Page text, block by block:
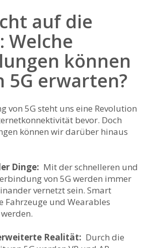
auf die⁤
Welche
können
5G erwarten?
von 5G ‍steht uns⁣ eine Revolution
bevor. Doch
können wir darüber⁢ hinaus
Dinge: ​ Mit der schnelleren und
von 5G ⁢werden immer
vernetzt​ sein. ⁢Smart
Fahrzeuge und Wearables
Realität: ⁤ Durch die